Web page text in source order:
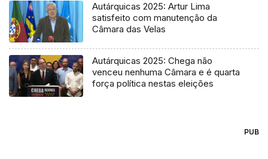
Autárquicas 2025: Artur Lima
satisfeito com manutenção da
Câmara das Velas
Autárquicas 2025: Chega não
venceu nenhuma Câmara e é quarta
força política nestas eleições
PUB